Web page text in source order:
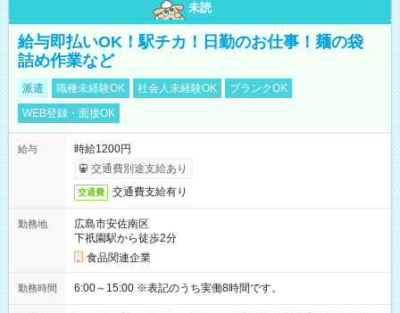
未読
給与即払いOK！駅チカ！日勤のお仕事！麺の袋
詰め作業など
派遣 職種未経験OK 社会人未経験OK
ブランクOK
WEB登録・面接OK
給与
時給1200円
交通費別途支給あり
交通費 交通費支給有り
勤務地
広島市安佐南区
下祇園駅から徒歩2分
食品関連企業
勤務時間 6:00～15:00 ※表記のうち実働8時間です。